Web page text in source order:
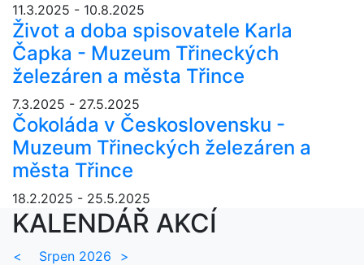
11.3.2025 - 10.8.2025
Život a doba spisovatele Karla
Čapka - Muzeum Třineckých
železáren a města Třince
7.3.2025 - 27.5.2025
Čokoláda v Československu -
Muzeum Třineckých železáren a
města Třince
18.2.2025 - 25.5.2025
KALENDÁŘ AKCÍ
< Srpen 2026
>